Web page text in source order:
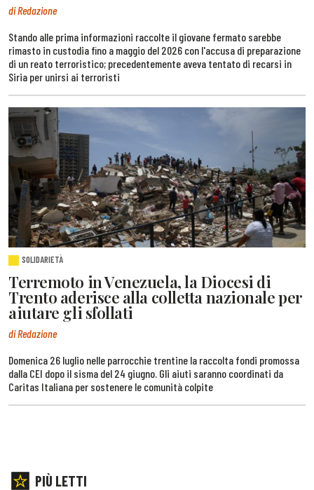
di Redazione
Stando alle prima informazioni raccolte il giovane fermato sarebbe
rimasto in custodia fino a maggio del 2026 con l'accusa di preparazione
di un reato terroristico; precedentemente aveva tentato di recarsi in
Siria per unirsi ai terroristi
SOLIDARIETÀ
Terremoto in Venezuela, la Diocesi di
Trento aderisce alla colletta nazionale per
aiutare gli sfollati
di Redazione
Domenica 26 luglio nelle parrocchie trentine la raccolta fondi promossa
dalla CEI dopo il sisma del 24 giugno. Gli aiuti saranno coordinati da
Caritas Italiana per sostenere le comunità colpite
PIÙ LETTI